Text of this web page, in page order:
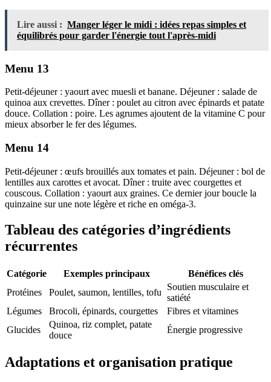
Lire aussi : Manger léger le midi : idées repas simples et
équilibrés pour garder l'énergie tout l'après-midi
Menu 13
Petit-déjeuner : yaourt avec muesli et banane. Déjeuner : salade de
quinoa aux crevettes. Dîner : poulet au citron avec épinards et patate
douce. Collation : poire. Les agrumes ajoutent de la vitamine C pour
mieux absorber le fer des légumes.
Menu 14
Petit-déjeuner : œufs brouillés aux tomates et pain. Déjeuner : bol de
lentilles aux carottes et avocat. Dîner : truite avec courgettes et
couscous. Collation : yaourt aux graines. Ce dernier jour boucle la
quinzaine sur une note légère et riche en oméga-3.
Tableau des catégories d’ingrédients
récurrentes
Catégorie Exemples principaux
Bénéfices clés
Protéines
Poulet, saumon, lentilles, tofu
Soutien musculaire et
satiété
Légumes
Brocoli, épinards, courgettes
Fibres et vitamines
Glucides
Quinoa, riz complet, patate
douce
Énergie progressive
Adaptations et organisation pratique